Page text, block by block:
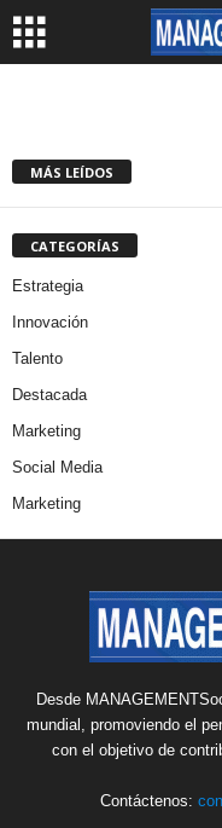
MÁS LEÍDOS
CATEGORÍAS
Estrategia
Innovación
Talento
Destacada
Marketing
Social Media
Marketing
Desde
mundial, promoviendo el
con el objetivo de
Contáctenos: